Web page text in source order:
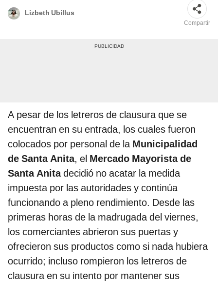
Lizbeth Ubillus
Compartir
A pesar de los letreros de clausura que se
encuentran en su entrada, los cuales fueron
colocados por personal de la Municipalidad
de Santa Anita, el Mercado Mayorista de
Santa Anitadecidió no acatar la medida
impuesta por las autoridades y continúa
funcionando a pleno rendimiento. Desde las
primeras horas de la madrugada del viernes,
los comerciantes abrieron sus puertas y
ofrecieron sus productos como si nada hubiera
ocurrido; incluso rompieron los letreros de
clausura en su intento por mantener sus